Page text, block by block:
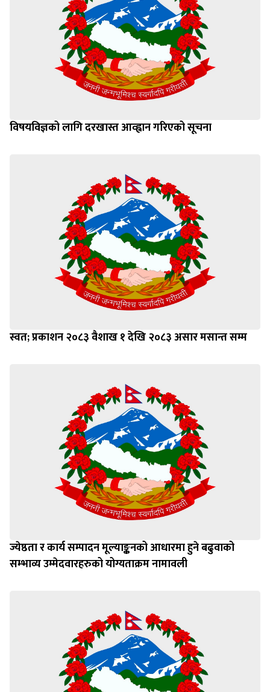
विषयविज्ञको लागि दरखास्त आव्ह्वान गरिएको सूचना
स्वत; प्रकाशन २०८३ वैशाख १ देखि २०८३ असार मसान्त सम्म
ज्येष्ठता र कार्य सम्पादन मूल्याङ्कनको आधारमा हुने बढुवाको
सम्भाव्य उम्मेदवारहरुको योग्यताक्रम नामावली